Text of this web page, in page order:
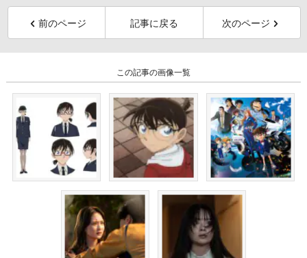
前のページ 記事に戻る 次のページ
この記事の画像一覧